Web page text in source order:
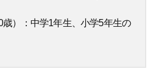
歳）：中学1年生、小学5年生の